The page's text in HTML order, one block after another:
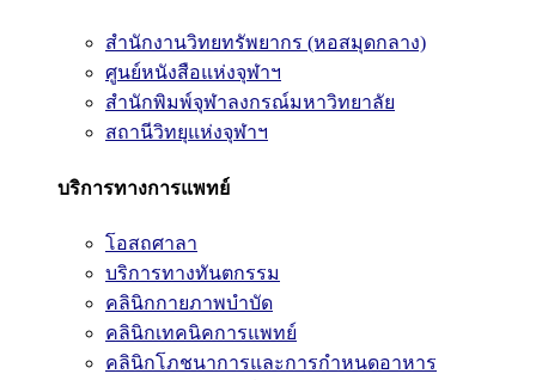
สำนักงานวิทยทรัพยากร (หอสมุดกลาง)
ศูนย์หนังสือแห่งจุฬาฯ
สำนักพิมพ์จุฬาลงกรณ์มหาวิทยาลัย
สถานีวิทยุแห่งจุฬาฯ
บริการทางการแพทย์
โอสถศาลา
บริการทางทันตกรรม
คลินิกกายภาพบำบัด
คลินิกเทคนิคการแพทย์
คลินิกโภชนาการและการกำหนดอาหาร